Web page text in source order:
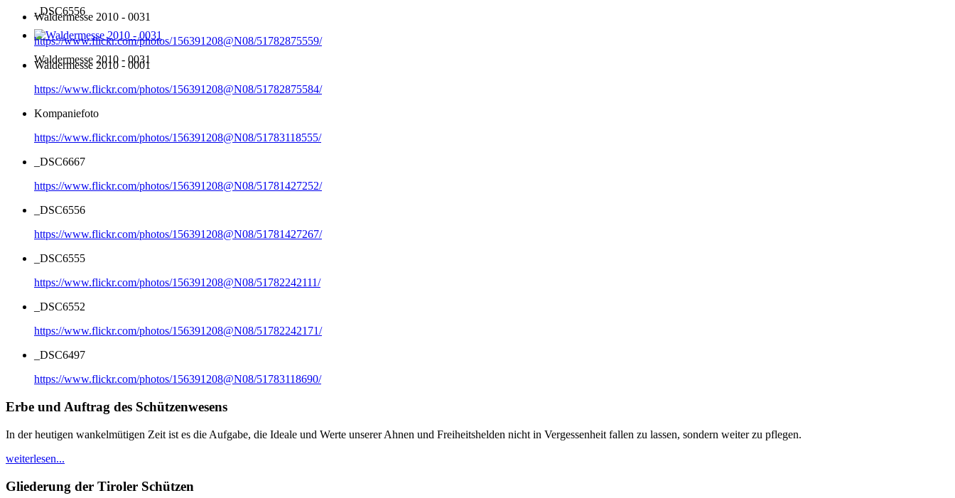
_DSC6556
Waldermesse 2010 - 0031
Waldermesse 2010 - 0031
https://www.flickr.com/photos/156391208@N08/51782875559/
Waldermesse 2010 - 0001
https://www.flickr.com/photos/156391208@N08/51782875584/
Kompaniefoto
https://www.flickr.com/photos/156391208@N08/51783118555/
_DSC6667
https://www.flickr.com/photos/156391208@N08/51781427252/
_DSC6556
https://www.flickr.com/photos/156391208@N08/51781427267/
_DSC6555
https://www.flickr.com/photos/156391208@N08/51782242111/
_DSC6552
https://www.flickr.com/photos/156391208@N08/51782242171/
_DSC6497
https://www.flickr.com/photos/156391208@N08/51783118690/
Erbe und Auftrag des Schützenwesens
In der heutigen wankelmütigen Zeit ist es die Aufgabe, die Ideale und Werte unserer Ahnen und Freiheitshelden nicht in Vergessenheit fallen zu lassen, sondern weiter zu pflegen.
weiterlesen...
Gliederung der Tiroler Schützen